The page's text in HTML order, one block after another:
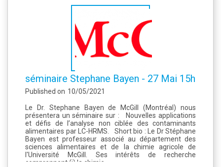
séminaire Stephane Bayen - 27 Mai 15h
Published on 10/05/2021
Le Dr. Stephane Bayen de McGill (Montréal) nous
présentera un séminaire sur : Nouvelles applications
et défis de l’analyse non ciblée des contaminants
alimentaires par LC-HRMS. Short bio : Le Dr Stéphane
Bayen est professeur associé au département des
sciences alimentaires et de la chimie agricole de
l'Université McGill. Ses intérêts de recherche
comprennent (i) la chimie...